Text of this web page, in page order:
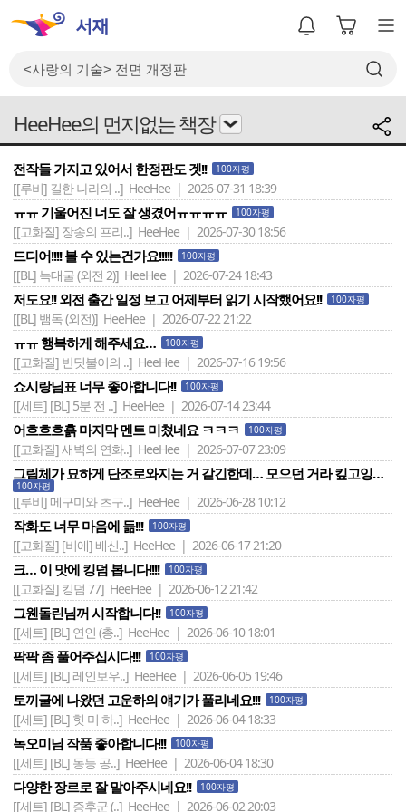
HeeHee의 먼지없는 책장
전작들 가지고 있어서 한정판도 겟!! 100자평
[[루비] 길한 나라의 ..] HeeHee | 2026-07-31 18:39
ㅠㅠ 기울어진 너도 잘 생겼어ㅠㅠㅠㅠ 100자평
[[고화질] 장송의 프리..] HeeHee | 2026-07-30 18:56
드디어!!!! 볼 수 있는건가요!!!!! 100자평
[[BL] 늑대굴 (외전 2)] HeeHee | 2026-07-24 18:43
저도요!! 외전 출간 일정 보고 어제부터 읽기 시작했어요!! 100자평
[[BL] 뱀독 (외전)] HeeHee | 2026-07-22 21:22
ㅠㅠ 행복하게 해주세요… 100자평
[[고화질] 반딧불이의 ..] HeeHee | 2026-07-16 19:56
쇼시랑님표 너무 좋아합니다!! 100자평
[[세트] [BL] 5분 전 ..] HeeHee | 2026-07-14 23:44
어흐흐흐흙 마지막 멘트 미쳤네요 ㅋㅋㅋ 100자평
[[고화질] 새벽의 연화..] HeeHee | 2026-07-07 23:09
그림체가 묘하게 단조로와지는 거 같긴한데… 모으던 거라 킾고잉…
100자평
[[루비] 메구미와 츠구..] HeeHee | 2026-06-28 10:12
작화도 너무 마음에 듦!!! 100자평
[[고화질] [비애] 배신..] HeeHee | 2026-06-17 21:20
크… 이 맛에 킹덤 봅니다!!!! 100자평
[[고화질] 킹덤 77] HeeHee | 2026-06-12 21:42
그웬돌린님꺼 시작합니다!! 100자평
[[세트] [BL] 연인 (총..] HeeHee | 2026-06-10 18:01
팍팍 좀 풀어주십시다!!! 100자평
[[세트] [BL] 레인보우..] HeeHee | 2026-06-05 19:46
토끼굴에 나왔던 고운하의 얘기가 풀리네요!!! 100자평
[[세트] [BL] 힛 미 하..] HeeHee | 2026-06-04 18:33
녹오미님 작품 좋아합니다!!! 100자평
[[세트] [BL] 동등 공..] HeeHee | 2026-06-04 18:30
다양한 장르로 잘 말아주시네요!! 100자평
[[세트] [BL] 증후군 (..] HeeHee | 2026-06-02 20:03